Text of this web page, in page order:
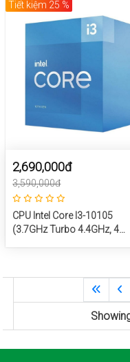
Tiết kiệm 25 %
2,690,000đ
3,590,000đ
CPU Intel Core I3-10105
(3.7GHz Turbo 4.4GHz, 4